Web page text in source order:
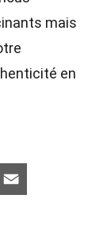
mais
en